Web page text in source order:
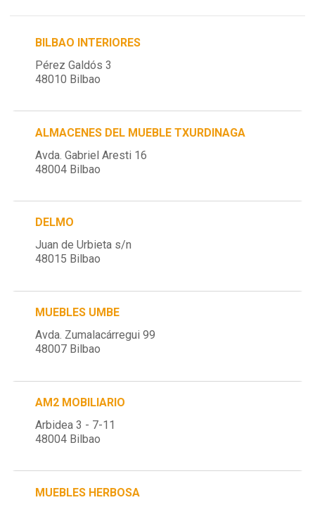
BILBAO INTERIORES
Pérez Galdós 3
48010 Bilbao
ALMACENES DEL MUEBLE TXURDINAGA
Avda. Gabriel Aresti 16
48004 Bilbao
DELMO
Juan de Urbieta s/n
48015 Bilbao
MUEBLES UMBE
Avda. Zumalacárregui 99
48007 Bilbao
AM2 MOBILIARIO
Arbidea 3 - 7-11
48004 Bilbao
MUEBLES HERBOSA